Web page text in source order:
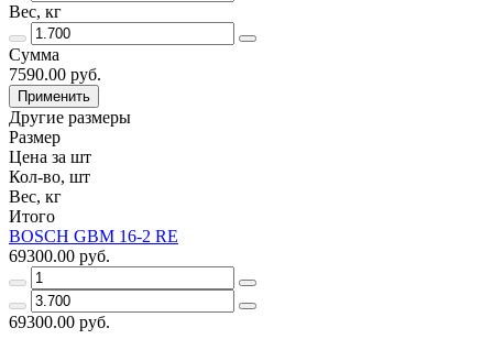
Вес, кг
Сумма
7590.00 руб.
Применить
Другие размеры
Размер
Цена за шт
Кол-во, шт
Вес, кг
Итого
BOSCH GВM 16-2 RE
69300.00 руб.
69300.00 руб.